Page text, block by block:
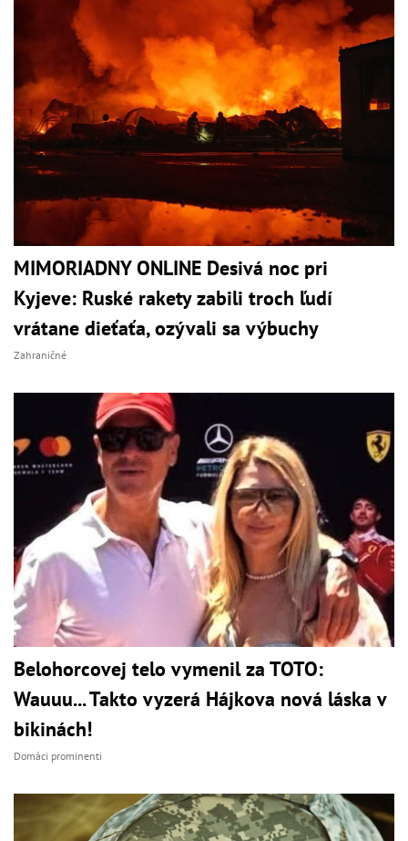
MIMORIADNY ONLINE Desivá noc pri
Kyjeve: Ruské rakety zabili troch ľudí
vrátane dieťaťa, ozývali sa výbuchy
Zahraničné
Belohorcovej telo vymenil za TOTO:
Wauuu... Takto vyzerá Hájkova nová láska v
bikinách!
Domáci prominenti